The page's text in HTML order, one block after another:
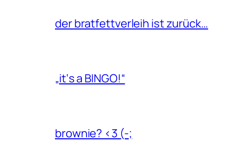
der bratfettverleih ist zurück…
„it‘s a BINGO!“
brownie? <3 (-;